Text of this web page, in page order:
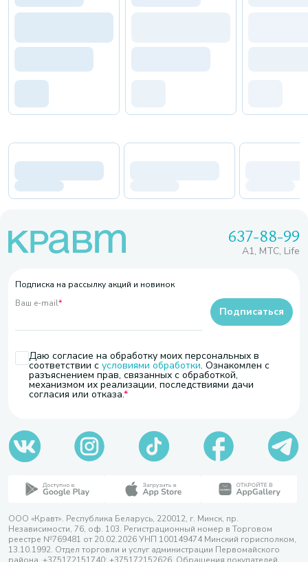
637-88-99
A1, МТС, Life
Подписка на рассылку акций и новинок
Ваш e-mail*
Даю согласие на обработку моих персональных в
соответствии с условиями обработки. Ознакомлен с
разъяснением прав, связанных с обработкой,
механизмом их реализации, последствиями дачи
согласия или отказа.
Подписаться
ООО «Кравт». Республика Беларусь, 220012, г. Минск, пр.
Независимости, 76, оф. 103. Регистрационный номер в Торговом
реестре №769481 от 20.02.2026 УНП 100149474 Минский горисполком,
13.10.1992. Отдел торговли и услуг администрации Первомайского